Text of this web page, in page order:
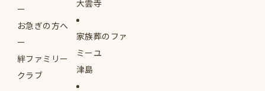
お急ぎの方へ
絆ファミリー
クラブ
大雲寺
家族葬のファ
ミーユ
津島